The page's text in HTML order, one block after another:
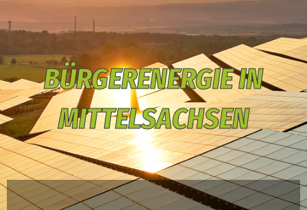
BÜRGERENERGIE IN
MITTELSACHSEN